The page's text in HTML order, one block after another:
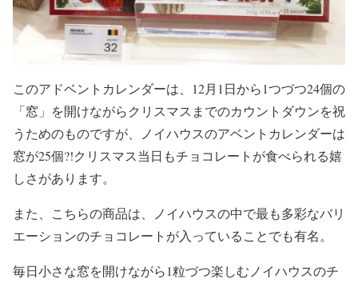
このアドベントカレンダーは、12月1日から1つづつ24個の
「窓」を開けながらクリスマスまでのカウントダウンを祝
うためのものですが、ノイハウスのアベントカレンダーは
窓が25個?!クリスマス当日もチョコレートが食べられる嬉
しさがあります。
また、こちらの商品は、ノイハウスの中で最も多彩なバリ
エーションのチョコレートが入っていることでも有名。
毎日小さな窓を開けながら1粒づつ楽しむノイハウスのチ